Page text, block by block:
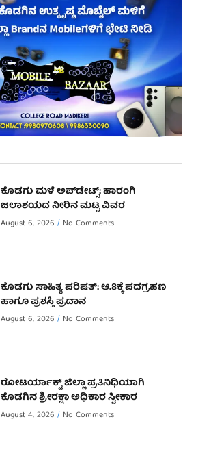
ಕೊಡಗು ಮಳೆ ಅಪ್‌ಡೇಟ್ಸ್: ಹಾರಂಗಿ
ಜಲಾಶಯದ ನೀರಿನ ಮಟ್ಟ ವಿವರ
August 6, 2026 No Comments
ಕೊಡಗು ಸಾಹಿತ್ಯ ಪರಿಷತ್: ಆ.8ಕ್ಕೆ ಪದಗ್ರಹಣ
ಹಾಗೂ ಪ್ರಶಸ್ತಿ ಪ್ರದಾನ
August 6, 2026 No Comments
ರೋಟರ್ಯಾಕ್ಟ್ ಜಿಲ್ಲಾ ಪ್ರತಿನಿಧಿಯಾಗಿ
ಕೊಡಗಿನ ಶ್ರೀರಕ್ಷಾ ಅಧಿಕಾರ ಸ್ವೀಕಾರ
August 4, 2026 No Comments